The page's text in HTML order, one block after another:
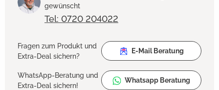
gewünscht
Tel: 0720 204022
Fragen zum Produkt und
Extra-Deal sichern?
E-Mail Beratung
WhatsApp-Beratung und
Extra-Deal sichern!
Whatsapp Beratung